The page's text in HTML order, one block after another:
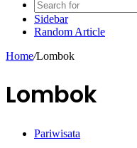
Sidebar
Random Article
Home/Lombok
Lombok
Pariwisata